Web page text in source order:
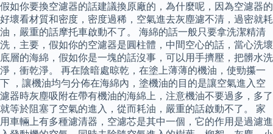
假如你要換空濾器的話建議換原廠的，為什麼呢，因為空濾器的
好壞看材質和密度，密度過稀，空氣進去灰塵濾不清，過密就耗
油，嚴重的話摩托車啟動不了。 海綿的話一般只要拿洗潔精清
洗，主要，假如你的空濾器是圓柱體，中間空心的話，當心洗壞
底層的海綿，假如你是一塊的話沒事，可以用手擠壓，把髒水洗
淨，衝乾淨。 再在陰暗處晾乾，在塗上薄薄的機油，使勁攥一
下 ，讓機油均勻分佈在海綿內，塗機油的目的是讓空氣進入空
濾器時灰塵吸附在帶有機油的海綿上，注意機油不要過多，多了
就等於阻塞了空氣的進入，從而耗油，嚴重的話啟動不了。 家
用車輛上有多種濾清器，空濾芯是其中一個，它的作用是過濾進